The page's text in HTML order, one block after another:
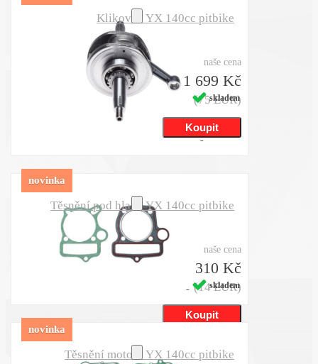
Klikovka YX 140cc pitbike
naše cena
1 699 Kč
(75 EUR)
skladem
Těsnění pod hlavu YX 140cc pitbike
naše cena
310 Kč
(14 EUR)
skladem
novinka
Těsnění motoru YX 140cc pitbike
novinka